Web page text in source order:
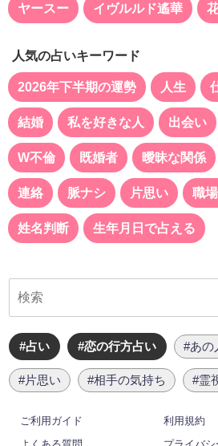
ヤースー イヴルルド遙華
人気の占いキーワード
2026年下半期の運勢 人生
結婚 私を好きな人 出会い
W不倫 既婚者 曖昧な関係
連絡 脈ナシ 片思い 職
姓名判断 生年月日で占える
#占い #恋の行方占い #あの
#片思い #相手の気持ち #霊
ご利用ガイド
利用規約